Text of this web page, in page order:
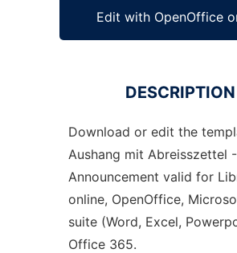
Edit with OpenOffice
DESCRIPTION
Download or edit the
Aushang mit Abreisszettel -
Announcement valid for
online, OpenOffice,
suite (Word, Excel,
Office 365.